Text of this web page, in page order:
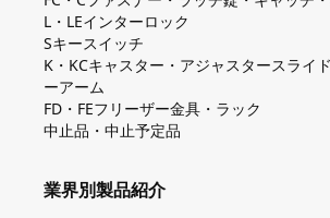
L・LEインターロック
Sキースイッチ
K・KCキャスター・アジャスタースライ
ーアーム
FD・FEフリーザー金具・ラック
中止品・中止予定品
業界別製品紹介